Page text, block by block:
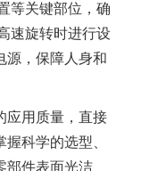
等关键部位，确
速旋转时进行设
源，保障人身和
用质量，直接
科学的选型、
部件表面光洁